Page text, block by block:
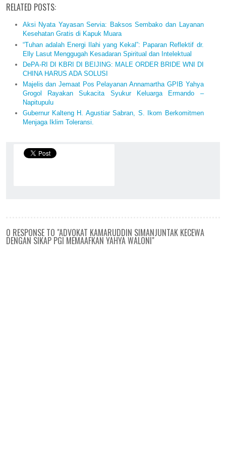
RELATED POSTS:
Aksi Nyata Yayasan Servia: Baksos Sembako dan Layanan
Kesehatan Gratis di Kapuk Muara
“Tuhan adalah Energi Ilahi yang Kekal”: Paparan Reflektif dr.
Elly Lasut Menggugah Kesadaran Spiritual dan Intelektual
DePA-RI DI KBRI DI BEIJING: MALE ORDER BRIDE WNI DI
CHINA HARUS ADA SOLUSI
Majelis dan Jemaat Pos Pelayanan Annamartha GPIB Yahya
Grogol Rayakan Sukacita Syukur Keluarga Ermando –
Napitupulu
Gubernur Kalteng H. Agustiar Sabran, S. Ikom Berkomitmen
Menjaga Iklim Toleransi.
0 RESPONSE TO "ADVOKAT KAMARUDDIN SIMANJUNTAK KECEWA
DENGAN SIKAP PGI MEMAAFKAN YAHYA WALONI"